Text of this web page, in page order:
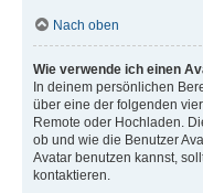
Nach oben
Wie verwende ich einen
In deinem persönlichen
über eine der folgenden
Remote oder Hochladen.
ob und wie die Benutzer
Avatar benutzen kannst,
kontaktieren.